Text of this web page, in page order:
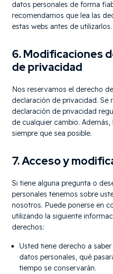
datos personales de forma
recomendamos que lea las
estas webs antes de utilizarlos.
6. Modificaciones
de privacidad
Nos reservamos el derecho
declaración de privacidad. Se
declaración de privacidad
de cualquier cambio.
siempre que sea posible.
7. Acceso y
Si tiene alguna pregunta o
personales tenemos sobre
nosotros. Puede ponerse en
utilizando la siguiente
derechos:
Usted tiene derecho a
datos personales, qué
tiempo se conservarán.